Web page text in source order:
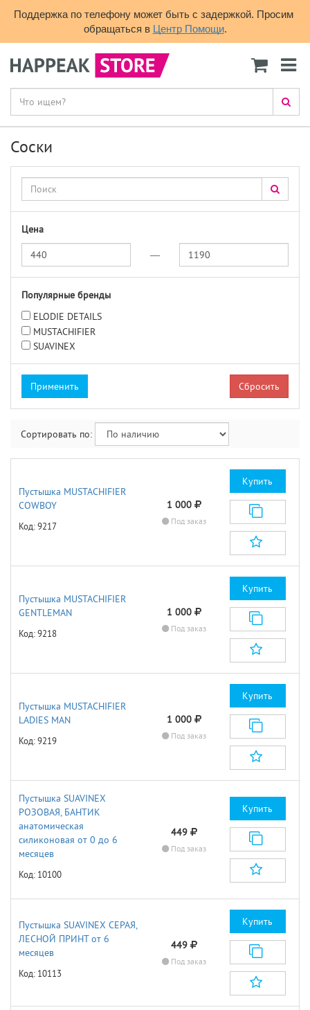
Поддержка по телефону может быть с задержкой. Просим
обращаться в Центр Помощи.
Соски
Цена
—
Популярные бренды
ELODIE DETAILS
MUSTACHIFIER
SUAVINEX
Сбросить
Сортировать по:
Пустышка MUSTACHIFIER
COWBOY
Код: 9217
1 000
Под заказ
Купить
Пустышка MUSTACHIFIER
GENTLEMAN
Код: 9218
1 000
Под заказ
Купить
Пустышка MUSTACHIFIER
LADIES MAN
Код: 9219
1 000
Под заказ
Купить
Пустышка SUAVINEX
РОЗОВАЯ, БАНТИК
анатомическая
силиконовая от 0 до 6
месяцев
Код: 10100
449
Под заказ
Купить
Пустышка SUAVINEX СЕРАЯ,
ЛЕСНОЙ ПРИНТ от 6
месяцев
Код: 10113
449
Под заказ
Купить